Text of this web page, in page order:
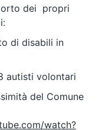
dei propri
di disabili in
autisti volontari
del Comune
watch?